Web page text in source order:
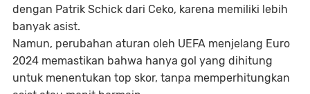
dengan Patrik Schick dari Ceko, karena memiliki lebih
banyak asist.
Namun, perubahan aturan oleh UEFA menjelang Euro
2024 memastikan bahwa hanya gol yang dihitung
untuk menentukan top skor, tanpa memperhitungkan